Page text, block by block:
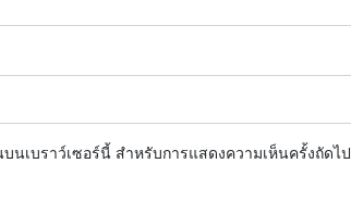
เบราว์เซอร์นี้ สำหรับการแสดงความเห็นครั้งถัดไป